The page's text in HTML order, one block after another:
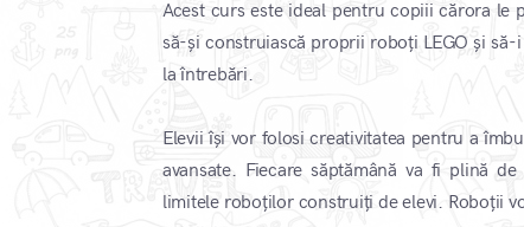
Acest curs este ideal pentru copiii cărora le
să-și construiască proprii roboți LEGO și
la întrebări.
Elevii își vor folosi creativitatea pentru a
avansate. Fiecare săptămână va fi plină
limitele roboților construiți de elevi. Roboții